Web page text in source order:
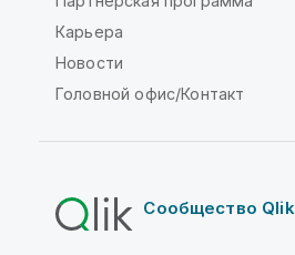
Карьера
Новости
Головной офис/Контакт
Сообщество Qlik